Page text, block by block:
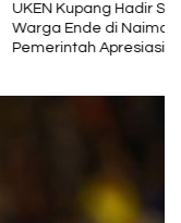
Hadir Satukan
Ende di Naimata,
Apresiasi Peran